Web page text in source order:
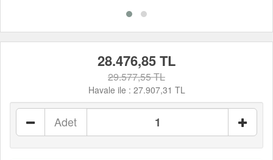
28.476,85 TL
29.577,55 TL
Havale ile : 27.907,31 TL
Adet